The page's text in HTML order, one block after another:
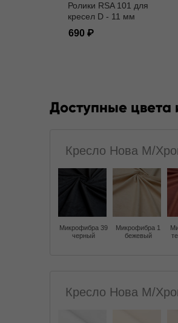
Ролики RSA 101 для
кресел D - 11 мм
690
Доступные цвета
Кресло Нова M/
Микрофибра 39
черный
Микрофибра 1
бежевый
Кресло Нова M/